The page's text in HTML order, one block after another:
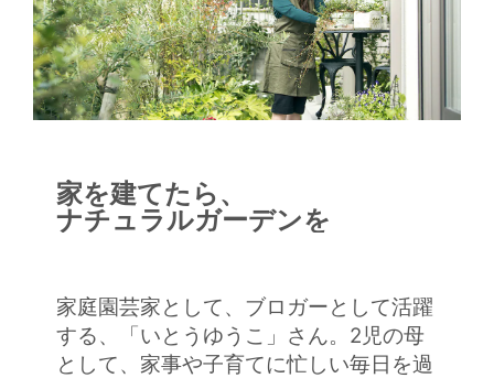
家を建てたら、
ナチュラルガーデンを
家庭園芸家として、ブロガーとして活躍
する、「いとうゆうこ」さん。2児の母
として、家事や子育てに忙しい毎日を過